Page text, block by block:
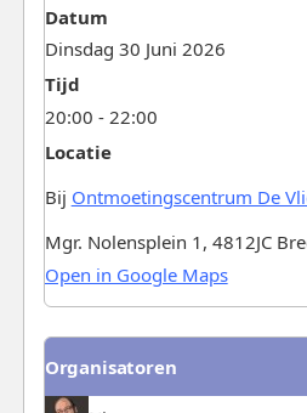
Datum
Dinsdag 30 Juni 2026
Tijd
20:00 - 22:00
Locatie
Bij Ontmoetingscentrum De
Mgr. Nolensplein 1, 4812JC
Open in Google Maps
Organisatoren